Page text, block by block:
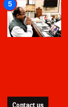
Contact us